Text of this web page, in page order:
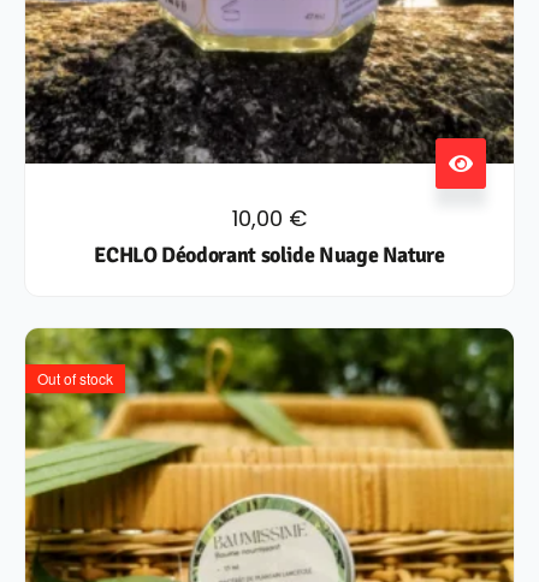
10,00 €
ECHLO Déodorant solide Nuage Nature
Out of stock